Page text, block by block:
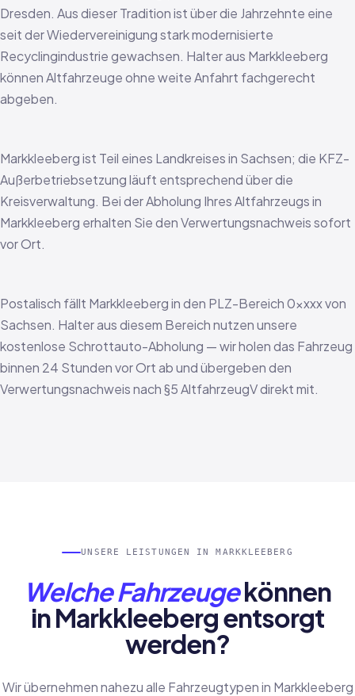
Dresden. Aus dieser Tradition ist über die Jahrzehnte eine
seit der Wiedervereinigung stark modernisierte
Recyclingindustrie gewachsen. Halter aus Markkleeberg
können Altfahrzeuge ohne weite Anfahrt fachgerecht
abgeben.
Markkleeberg ist Teil eines Landkreises in Sachsen; die KFZ-
Außerbetriebsetzung läuft entsprechend über die
Kreisverwaltung. Bei der Abholung Ihres Altfahrzeugs in
Markkleeberg erhalten Sie den Verwertungsnachweis sofort
vor Ort.
Postalisch fällt Markkleeberg in den PLZ-Bereich 0xxxx von
Sachsen. Halter aus diesem Bereich nutzen unsere
kostenlose Schrottauto-Abholung — wir holen das Fahrzeug
binnen 24 Stunden vor Ort ab und übergeben den
Verwertungsnachweis nach §5 AltfahrzeugV direkt mit.
UNSERE LEISTUNGEN IN MARKKLEEBERG
Welche Fahrzeugekönnen
in Markkleeberg entsorgt
werden?
Wir übernehmen nahezu alle Fahrzeugtypen in Markkleeberg